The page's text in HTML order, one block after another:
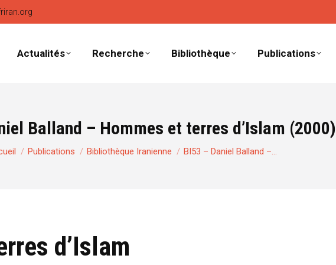
Actualités Recherche Bibliothèque Publications
Balland – Hommes et terres d’Islam (2000)
êtes ici :Publications Bibliothèque Iranienne BI53 – Daniel Balland –…
d’Islam